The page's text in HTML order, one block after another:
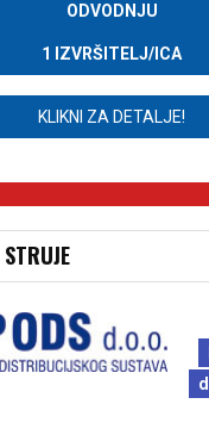
ODVODNJU
1 IZVRŠITELJ/ICA
KLIKNI ZA DETALJE!